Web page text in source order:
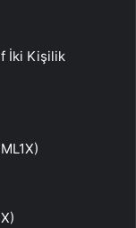
İki Kişilik